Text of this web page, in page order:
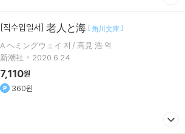
[직수입일서] 老人と海 [角川文庫]
A.ヘミングウェイ 저 / 高見 浩 역
新潮社
2020.6.24.
7,110원
360원